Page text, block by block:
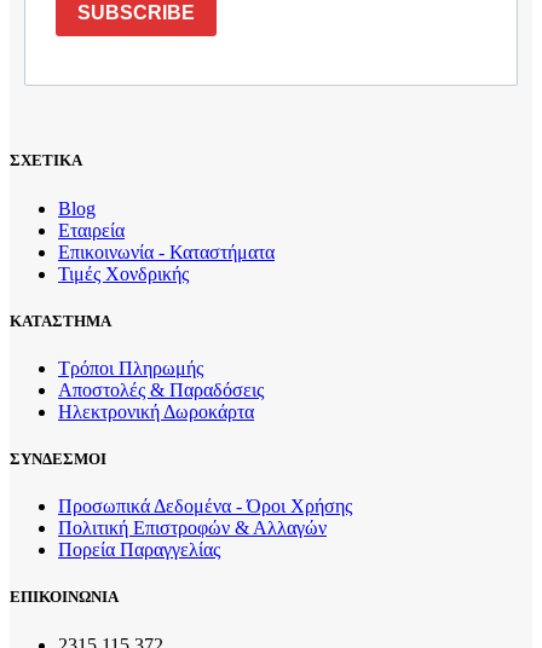
SUBSCRIBE
ΣΧΕΤΙΚΑ
Blog
Εταιρεία
Επικοινωνία - Καταστήματα
Τιμές Χονδρικής
ΚΑΤΑΣΤΗΜΑ
Τρόποι Πληρωμής
Αποστολές & Παραδόσεις
Ηλεκτρονική Δωροκάρτα
ΣΥΝΔΕΣΜΟΙ
Προσωπικά Δεδομένα - Όροι Χρήσης
Πολιτική Επιστροφών & Αλλαγών
Πορεία Παραγγελίας
ΕΠΙΚΟΙΝΩΝΙΑ